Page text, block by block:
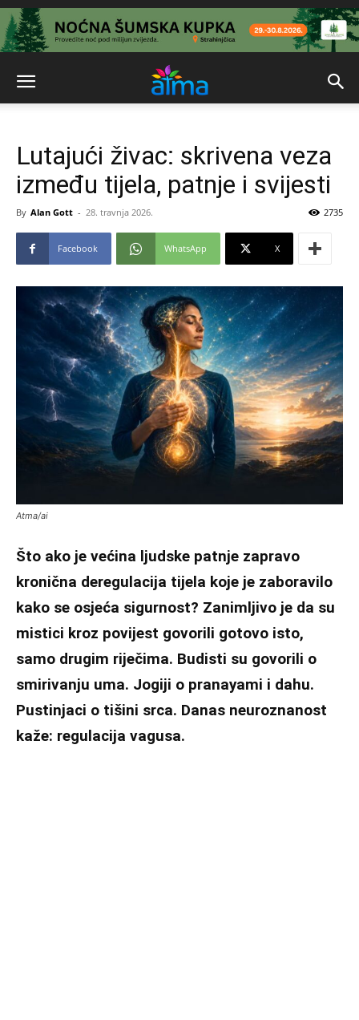
Lutajući živac: skrivena veza
između tijela, patnje i svijesti
By Alan Gott - 28. travnja 2026. 2735
Facebook WhatsApp X
Atma/ai
Što ako je većina ljudske patnje zapravo
kronična deregulacija tijela koje je zaboravilo
kako se osjeća sigurnost? Zanimljivo je da su
mistici kroz povijest govorili gotovo isto,
samo drugim riječima. Budisti su govorili o
smirivanju uma. Jogiji o pranayami i dahu.
Pustinjaci o tišini srca. Danas neuroznanost
kaže: regulacija vagusa.